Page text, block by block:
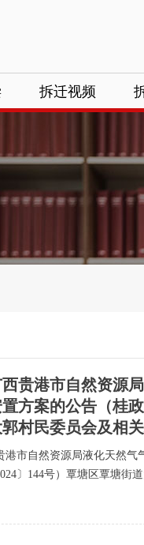
拆迁视频
西贵港市自然资源
方案的公告（桂
村民委员会及相
港市自然资源局液化天然
〕144号）覃塘区覃塘街